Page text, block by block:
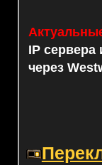
IP сервера
через